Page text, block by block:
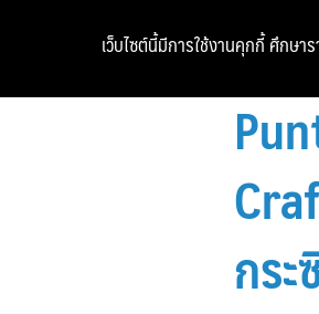
กร
เว็บไซต์นี้มีการใช้งานคุกกี้ ศึกษาร